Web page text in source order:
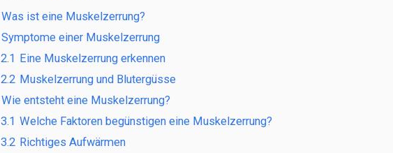
Was ist eine Muskelzerrung?
Symptome einer Muskelzerrung
2.1 Eine Muskelzerrung erkennen
2.2 Muskelzerrung und Blutergüsse
Wie entsteht eine Muskelzerrung?
3.1 Welche Faktoren begünstigen eine Muskelzerrung?
3.2 Richtiges Aufwärmen